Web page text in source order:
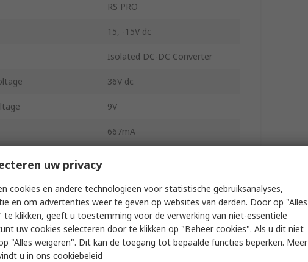
RS PRO
15, -15V dc
Isolated DC-DC Converter
36V dc
9V
667mA
100mV Pk-Pk
Range 10 %
uw privacy
cookies en andere technologieën voor statistische gebruiksanalyses,
en om advertenties weer te geven op websites van derden. Door op "Alles
te klikken, geeft u toestemming voor de verwerking van niet-essentiële
uw cookies selecteren door te klikken op "Beheer cookies". Als u dit niet
"Alles weigeren". Dit kan de toegang tot bepaalde functies beperken. Meer
u in ons cookiebeleid